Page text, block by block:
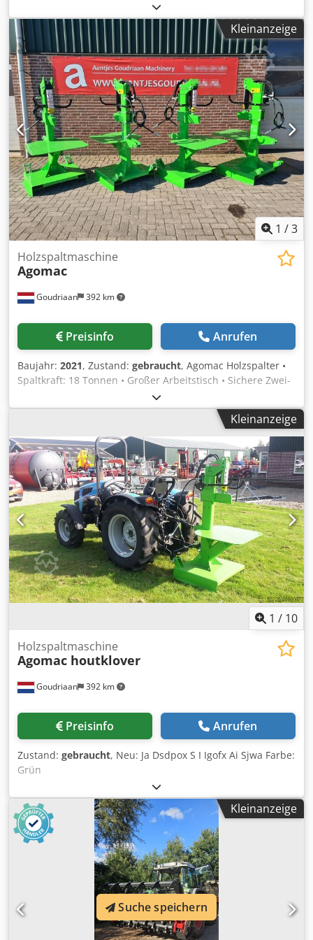
Hersteller von Forstseilwinden Weltweit und produziert
auch Holzspalter auf höchstem Qualität`s Niveau! Wir
haben für Sie alle Modelle ständig Lagernd und können
sofort liefern. Genaue Beschreibung siehe .pdf Datenblatt
bei Dokumente. Dsdpfx Aeunmwcoi Sowa
Kleinanzeige
1 /3
Goudriaan 392 km
Holzspaltmaschine
Agomac
Preisinfo Anrufen
Baujahr: 2021, Zustand: gebraucht, Agomac Holzspalter •
Spaltkraft: 18 Tonnen • Großer Arbeitstisch • Sichere Zwei-
Hand-Bedienung mit automatischem Rücklauf • 3
Einstellmöglichkeiten zum Spalten größerer oder kleinerer
Holzstücke • Für Dreipunktaufnahme und Gabelzinken
geeignet Dwedpfx Aiex I Dq As Ssa • Robuste Bauweise •
Einfach in der Handhabung Zustand: Gebraucht Baujahr:
2021
Kleinanzeige
1 / 10
Goudriaan 392 km
Holzspaltmaschine
Agomac houtklover
Preisinfo Anrufen
Zustand: gebraucht, Neu: Ja Dsdpox S I Igofx Ai Sjwa Farbe:
Grün
Kleinanzeige
Suche speichern